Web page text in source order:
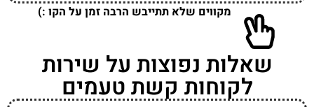
מקווים שלא תתייבש הרבה זמן על הקו :)
שאלות נפוצות על שירות
לקוחות קשת טעמים